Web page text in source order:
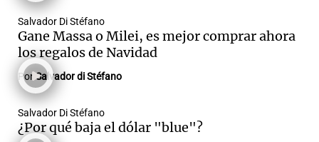
Salvador Di Stéfano
Gane Massa o Milei, es mejor comprar ahora
los regalos de Navidad
PorSalvador di Stéfano
Salvador Di Stéfano
¿Por qué baja el dólar "blue"?